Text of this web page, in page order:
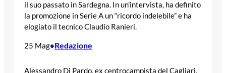
il suo passato in Sardegna. In un’intervista, ha definito
la promozione in Serie A un “ricordo indelebile” e ha
elogiato il tecnico Claudio Ranieri.
25 Mag•Redazione
Alessandro Di Pardo, ex centrocampista del Cagliari,